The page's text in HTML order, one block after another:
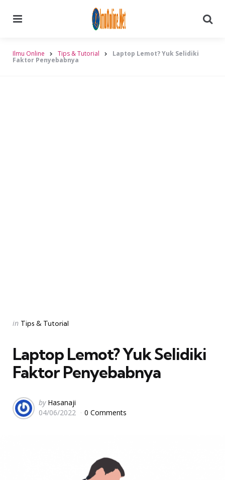
Ilmu Online Tips & Tutorial Laptop Lemot? Yuk Selidiki
Faktor Penyebabnya
Categories
Posted
in Tips & Tutorial
Laptop Lemot? Yuk Selidiki
Faktor Penyebabnya
Posted
by
by Hasanaji
04/06/2022
0 Comments